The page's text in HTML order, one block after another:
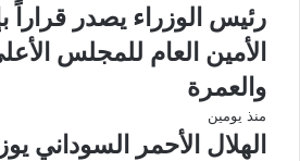
رئيس الوزراء يصدر قراراً
الأمين العام للمجلس
والعمرة
منذ يومين